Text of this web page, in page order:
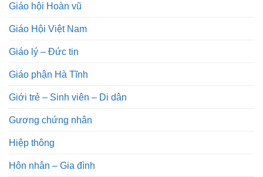
Giáo hội Hoàn vũ
Giáo Hội Việt Nam
Giáo lý – Đức tin
Giáo phận Hà Tĩnh
Giới trẻ – Sinh viên – Di dân
Gương chứng nhân
Hiệp thông
Hôn nhân – Gia đình